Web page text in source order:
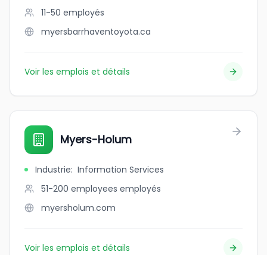
11-50 employés
myersbarrhaventoyota.ca
Voir les emplois et détails
Myers-Holum
Industrie: Information Services
51-200 employees employés
myersholum.com
Voir les emplois et détails